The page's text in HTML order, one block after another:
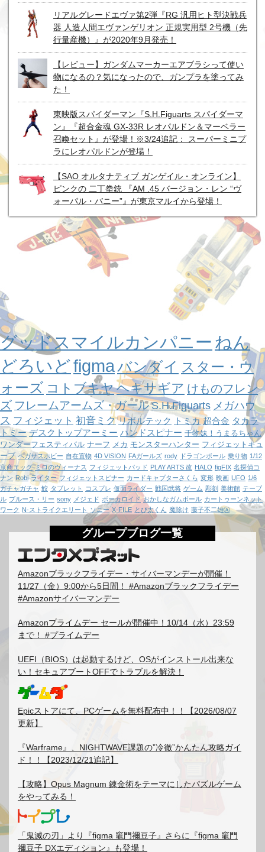
リアルグレードエヴァ第2弾『RG 汎用ヒト型決戦兵
器 人造人間エヴァンゲリオン 正規実用型 2号機（先
行量産機）』が2020年9月発売！
【レビュー】ガンダムマーカーエアブラシって使い
物になるの？気になったので、ガンプラを塗ってみ
た！
東映版スパイダーマン『S.H.Figuarts スパイダーマ
ン』『超合金魂 GX-33R レオパルドン＆マーベラー
召喚セット』が登場！※3/24追記： スーパーミニプ
ラにレオパルドンが登場！
【SAO オルタナティブ ガンゲイル・オンライン】
ピンクの 二丁拳銃 『AM .45 バージョン・レン “ヴ
ォーパル・バニー”』が東京マルイから登場！
グッドスマイルカンパニー ねん
どろいどfigmaバンダイ スター・ウ
ォーズ コトブキヤヘキサギア けものフレン
ズ フレームアームズ・ガール S.H.Figuarts メガハウ
ス フィジェット 初音ミク リボルテック トミカ 超合金 タカラ
トミー デスクトップアーミー ハンドスピナー 干物妹！うまるちゃん
ワンダーフェスティバル ナーフ メカ モンスターハンター フィジェットキュ
ーブ ペガサスホビー 自在置物 4D VISION FAガールズ rody ドラゴンボール 乗り物 1/12
京商エッグ ミロのヴィーナス フィジェットパッド PLAY ARTS 改 HALO figFIX 名探偵コ
ナン Robi ライター フィジェットスピナー カードキャプターさくら 変形 映画 UFO 1/6
ガチャガチャ 鮫 タブレット コスプレ 仮面ライダー 戦国武将 ゲーム 彫刻 美術館 テーブ
ル ブルース・リー sony メジェド ボーカロイド おかしなガムボール カートゥーンネット
ワーク N-ストライクエリート ソニー X-FILE とび太くん 魔除け 藤子不二雄Ⓐ
グループブログ一覧
Amazonブラックフライデー・サイバーマンデーが開催！
11/27（金）9:00から5日間！ #Amazonブラックフライデー
#Amazonサイバーマンデー
Amazonプライムデー セールが開催中！10/14（水）23:59
まで！ #プライムデー
UEFI（BIOS）は起動するけど、OSがインストール出来な
い！セキュアブートOFFでトラブルを解決！
Epicストアにて、PCゲームを無料配布中！！【2026/08/07
更新】
『Warframe』、NIGHTWAVE課題の”冷徹”かんたん攻略ガイ
ド！！【2023/12/21追記】
【攻略】Opus Magnum 錬金術をテーマにしたパズルゲーム
をやってみる！
「鬼滅の刃」より『figma 竈門禰豆子』さらに『figma 竈門
禰豆子 DXエディション』も登場！